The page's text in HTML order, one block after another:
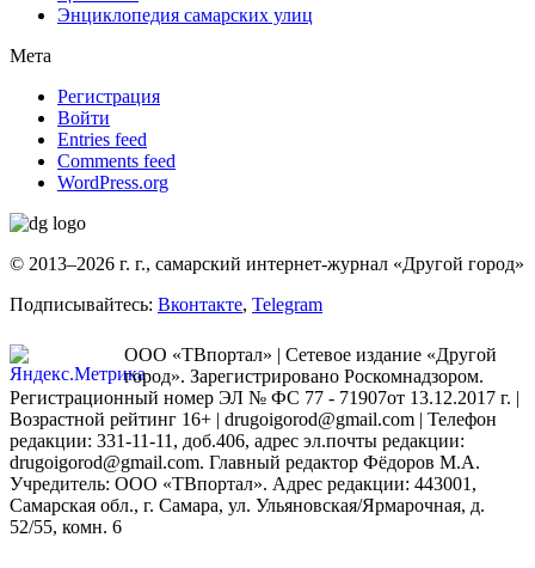
Энциклопедия самарских улиц
Мета
Регистрация
Войти
Entries feed
Comments feed
WordPress.org
© 2013–2026 г. г., самарский интернет-журнал «Другой город»
Подписывайтесь: Вконтакте, Telegram
ООО «ТВпортал» | Сетевое издание «Другой
город». Зарегистрировано Роскомнадзором.
Регистрационный номер ЭЛ № ФС 77 - 71907от 13.12.2017 г. |
Возрастной рейтинг 16+ | drugoigorod@gmail.com | Телефон
редакции: 331-11-11, доб.406, адрес эл.почты редакции:
drugoigorod@gmail.com. Главный редактор Фёдоров М.А.
Учредитель: ООО «ТВпортал». Адрес редакции: 443001,
Самарская обл., г. Самара, ул. Ульяновская/Ярмарочная, д.
52/55, комн. 6